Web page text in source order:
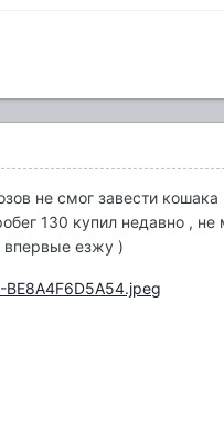
не смог завести
130 купил недавно ,
впервые езжу )